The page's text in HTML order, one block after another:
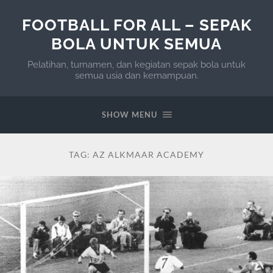
FOOTBALL FOR ALL – SEPAK
BOLA UNTUK SEMUA
Pelatihan, turnamen, dan kegiatan sepak bola untuk
semua usia dan kemampuan.
SHOW MENU
TAG: AZ ALKMAAR ACADEMY